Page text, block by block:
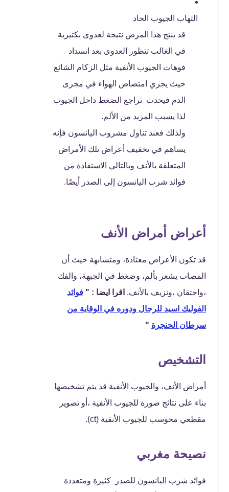
التهاب الجيوب الحاد
قد ينتج هذا المرض نتيجة لعدوى بكتيرية
في الغالب تتطور العدوى بعد انسداد
فوهات الجيوب الأنفية مثل الزكام الشائع
حيث يجري امتصاص الهواء في مجرى
الدم فيحدث تراجع الضغط داخل الجيوب
لذا يسبب المزيد من الألم.
ولذلك فعند تناول مشروب اليانسون فإنه
يساهم في تخفيف أعراض تلك الأمراض
المتعلقة بالأنف وبالتالي الاستفادة من
فوائد شرب اليانسون إلى الصدر أيضًا.
أعراض أمراض الأنف
قد تكون الأعراض معتادة، ومتشابهة حيث أن
المصاب يشعر بألم، وضغط في الجبهة، والفك
،واحتقان ،ونزيف بالأنف. اقرا ايضا : " فوائد
الفوليك اسيد للرجال ودوره في الوقاية من
سرطان الحنجرة "
التشخيص
أمراض الأنف، والجيوب الأنفية قد يتم تشخيصها
بناء على نتائج صورة للجيوب الأنفية ،أو تصوير
مقطعي محوسب للجيوب الأنفية (ct).
نصيحة مغربي
فوائد شرب اليانسون للصدر كثيرة ومتعددة